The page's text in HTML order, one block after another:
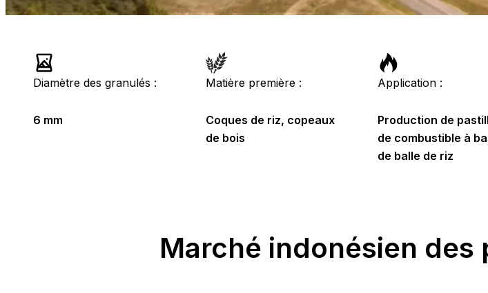
Diamètre des granulés :
6 mm
Matière première :
Coques de riz, copeaux
de bois
Application :
Production de
de combustible à
de balle de riz
Marché indonésien des